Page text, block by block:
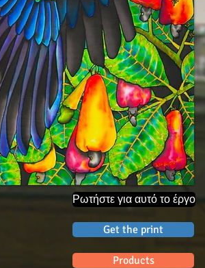
Ρωτήστε για αυτό το έργο
Get the print
Products